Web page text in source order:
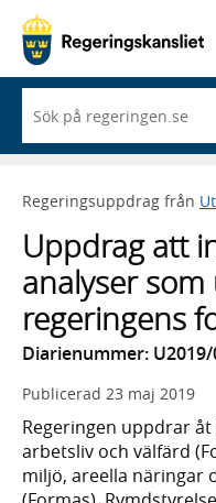
du
börjar
skriva
framträder
lista
med
sökförslag
Regeringsuppdrag från
Uppdrag att
analyser
regeringens
Diarienummer: U2019/
Publicerad 23 maj 2019
Regeringen uppdrar
arbetsliv och välfärd
miljö, areella näringar